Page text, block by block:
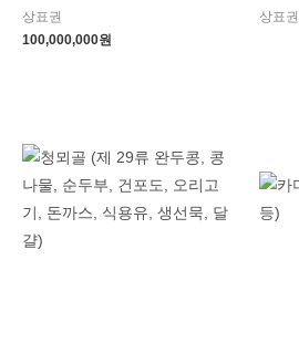
상표권
100,000,000원
상표권